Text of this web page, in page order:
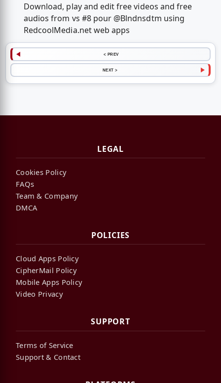
Download, play and edit free videos and free
audios from vs #8 pour @Blndnsdtm using
RedcoolMedia.net web apps
< PREV
NEXT >
LEGAL
Cookies Policy
FAQs
Team & Company
DMCA
POLICIES
Cloud Apps Policy
CipherMail Policy
Mobile Apps Policy
Video Privacy
SUPPORT
Terms of Service
Support & Contact